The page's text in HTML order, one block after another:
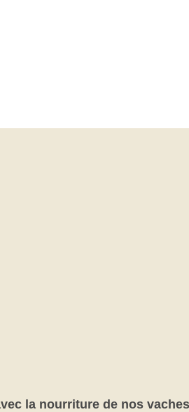
la nourriture de nos